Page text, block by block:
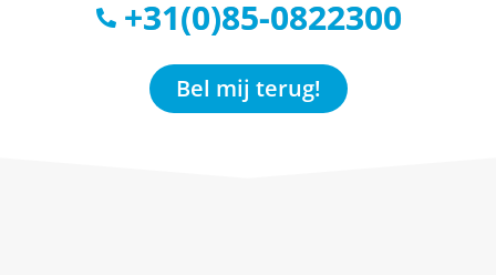
+31(0)85-0822300
Bel mij terug!